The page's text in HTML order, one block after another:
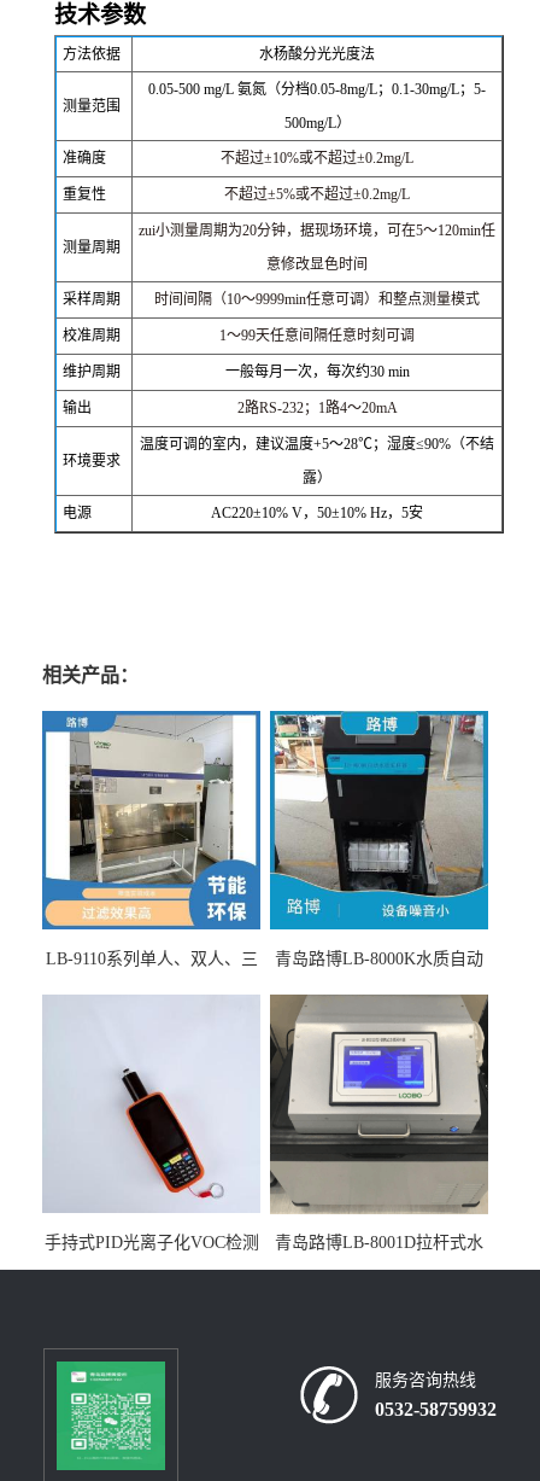
技术参数
方法依据 水杨酸分光光度法
测量范围
0.05-500 mg/L 氨氮（分档0.05-8mg/L；0.1-30mg/L；5-
500mg/L）
准确度 不超过±10%或不超过±0.2mg/L
重复性 不超过±5%或不超过±0.2mg/L
测量周期
zui小测量周期为20分钟，据现场环境，可在5～120min任
意修改显色时间
采样周期 时间间隔（10～9999min任意可调）和整点测量模式
校准周期 1～99天任意间隔任意时刻可调
维护周期 一般每月一次，每次约30 min
输出 2路RS-232；1路4～20mA
环境要求
温度可调的室内，建议温度+5～28℃；湿度≤90%（不结
露）
电源 AC220±10% V，50±10% Hz，5安
相关产品：
LB-9110系列单人、双人、三
青岛路博LB-8000K水质自动
手持式PID光离子化VOC检测
仪（挥发性有机物设备）
青岛路博LB-8001D拉杆式水
质采样器
服务咨询热线
0532-58759932